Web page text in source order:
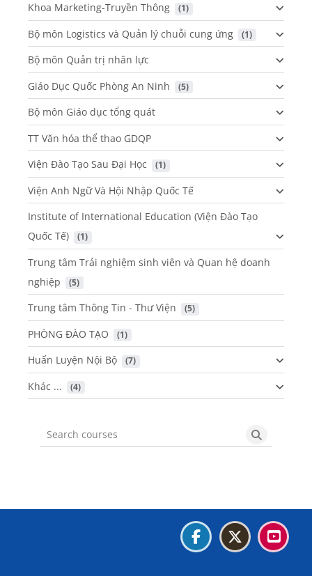
Khoa Marketing-Truyền Thông (1)
Bộ môn Logistics và Quản lý chuỗi cung ứng (1)
Bộ môn Quản trị nhân lực
Giáo Dục Quốc Phòng An Ninh
(5)
Bộ môn Giáo dục tổng quát
TT Văn hóa thể thao GDQP
Viện Đào Tạo Sau Đại Học
(1)
Viện Anh Ngữ Và Hội Nhập Quốc Tế
Institute of International Education (Viện Đào Tạo
Quốc Tế)
(1)
Trung tâm Trải nghiệm sinh viên và Quan hệ doanh
nghiệp
(5)
Trung tâm Thông Tin - Thư Viện (5)
PHÒNG ĐÀO TẠO (1)
Huấn Luyện Nội Bộ (7)
Khác ... (4)
Search courses Search